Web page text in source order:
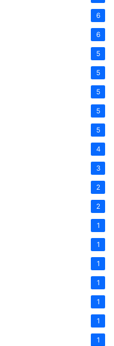
6
6
5
5
5
5
5
4
3
2
2
1
1
1
1
1
1
1